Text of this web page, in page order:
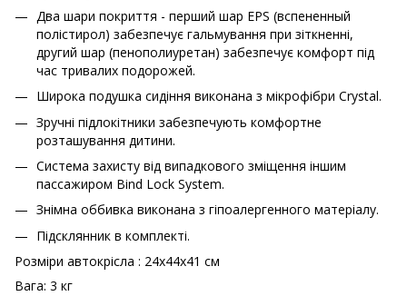
Два шари покриття - перший шар EPS (вспененный
полістирол) забезпечує гальмування при зіткненні,
другий шар (пенополиуретан) забезпечує комфорт під
час тривалих подорожей.
Широка подушка сидіння виконана з мікрофібри Crystal.
Зручні підлокітники забезпечують комфортне
розташування дитини.
Система захисту від випадкового зміщення іншим
пасcажиром Bind Lock System.
Знімна оббивка виконана з гіпоалергенного матеріалу.
Підсклянник в комплекті.
Розміри автокрісла : 24х44х41 см
Вага: 3 кг